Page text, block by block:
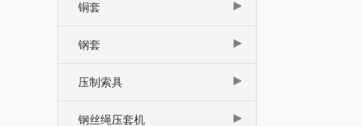
铜套
钢套
压制索具
钢丝绳压套机